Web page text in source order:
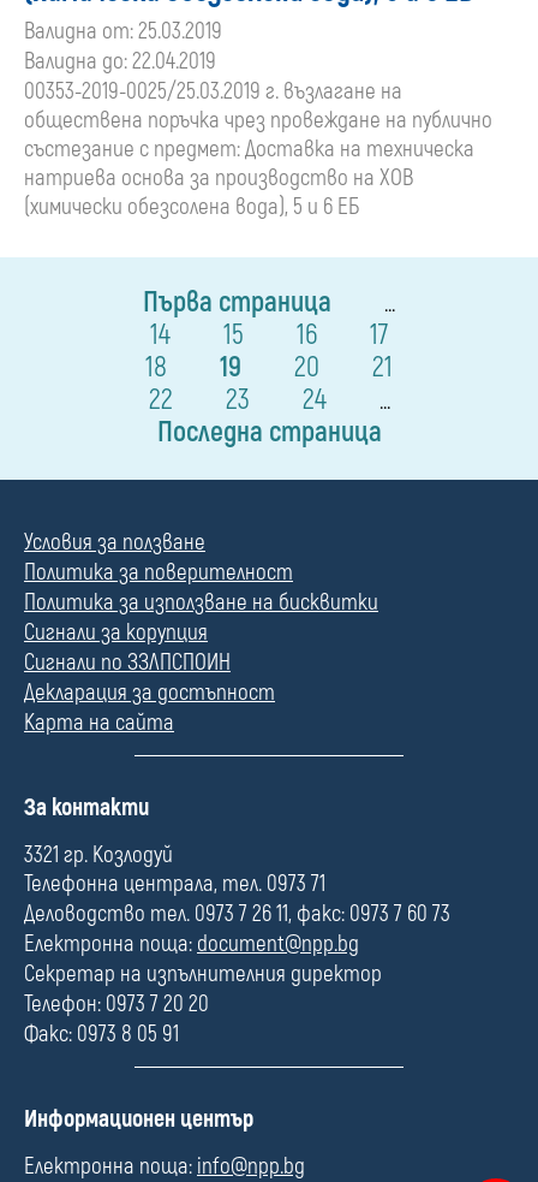
Валидна от: 25.03.2019
Валидна до: 22.04.2019
00353-2019-0025/25.03.2019 г. възлагане на
обществена поръчка чрез провеждане на публично
състезание с предмет: Доставка на техническа
натриева основа за производство на ХОВ
(химически обезсолена вода), 5 и 6 ЕБ
Първа страница ...
14 15 16
17
18
19 20
21
22
23 24 ...
Последна страница
Условия за ползване
Политика за поверителност
Политика за използване на бисквитки
Сигнали за корупция
Сигнали по ЗЗЛПСПОИН
Декларация за достъпност
Карта на сайта
П
л
е
За контакти
3321 гр. Козлодуй
Телефонна централа, тел. 0973 71
Деловодство тел. 0973 7 26 11, факс: 0973 7 60 73
Електронна поща: document@npp.bg
Секретар на изпълнителния директор
Телефон: 0973 7 20 20
Факс: 0973 8 05 91
П
л
Информационен център
Електронна поща: info@npp.bg